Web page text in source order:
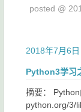
posted @
2018年7月6日
Python3学习
摘要：
python.org/3/